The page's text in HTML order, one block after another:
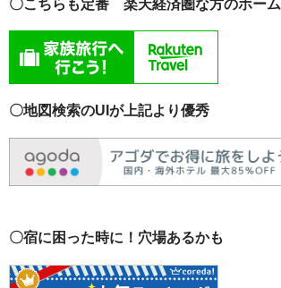
〇こちらも定番 楽天経済圏な方のホーム
〇地図検索のUIが上記より優秀
〇宿に困った時に！穴場あるかも